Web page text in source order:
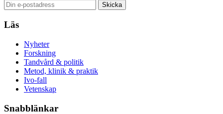
Läs
Nyheter
Forskning
Tandvård & politik
Metod, klinik & praktik
Ivo-fall
Vetenskap
Snabblänkar